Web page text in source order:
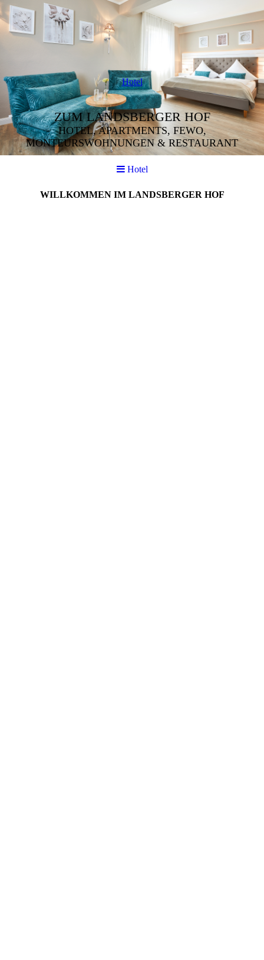
Hotel
ZUM LANDSBERGER HOF
HOTEL, APARTMENTS, FEWO,
MONTEURSWOHNUNGEN & RESTAURANT
Hotel
WILLKOMMEN IM LANDSBERGER HOF